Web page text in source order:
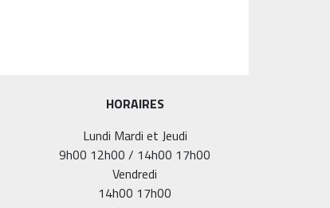
HORAIRES
Lundi Mardi et Jeudi
9h00 12h00 / 14h00 17h00
Vendredi
14h00 17h00